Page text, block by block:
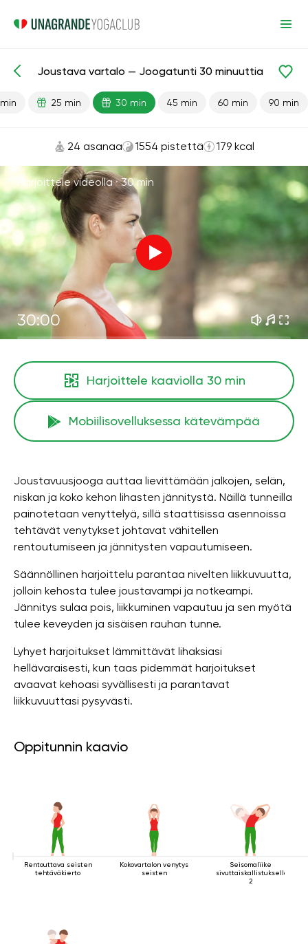
Valmiit oppitunnit Joustavuus
Joustava vartalo — Joogatunti 30 minuuttia
25 min 30 min 45 min 60 min 90 min
24 asanaa 1554 pistettä 179 kcal
Harjoittele videolla ·30 min
30:00
Harjoittele kaaviolla 30 min
Mobiilisovelluksessa kätevämpää
Joustavuusjooga auttaa lievittämään jalkojen, selän,
niskan ja koko kehon lihasten jännitystä. Näillä tunneilla
painotetaan venyttelyä, sillä staattisissa asennoissa
tehtävät venytykset johtavat vähitellen
rentoutumiseen ja jännitysten vapautumiseen.
Säännöllinen harjoittelu parantaa nivelten liikkuvuutta,
jolloin kehosta tulee joustavampi ja notkeampi.
Jännitys sulaa pois, liikkuminen vapautuu ja sen myötä
tulee keveyden ja sisäisen rauhan tunne.
Lyhyet harjoitukset lämmittävät lihaksiasi
hellävaraisesti, kun taas pidemmät harjoitukset
avaavat kehoasi syvällisesti ja parantavat
liikkuvuuttasi pysyvästi.
Oppitunnin kaavio
Rentouttava seisten
tehtäväkierto
Kokovartalon venytys
seisten
Seisomaliike
sivuttaiskallistuksella
2